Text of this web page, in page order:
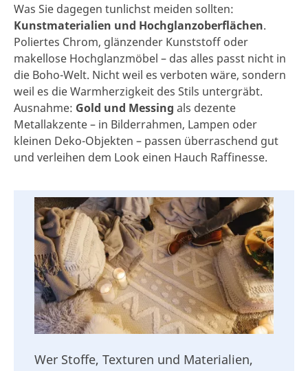
Was Sie dagegen tunlichst meiden sollten:
Kunstmaterialien und Hochglanzoberflächen.
Poliertes Chrom, glänzender Kunststoff oder
makellose Hochglanzmöbel – das alles passt nicht in
die Boho-Welt. Nicht weil es verboten wäre, sondern
weil es die Warmherzigkeit des Stils untergräbt.
Ausnahme: Gold und Messing als dezente
Metallakzente – in Bilderrahmen, Lampen oder
kleinen Deko-Objekten – passen überraschend gut
und verleihen dem Look einen Hauch Raffinesse.
Wer Stoffe, Texturen und Materialien,